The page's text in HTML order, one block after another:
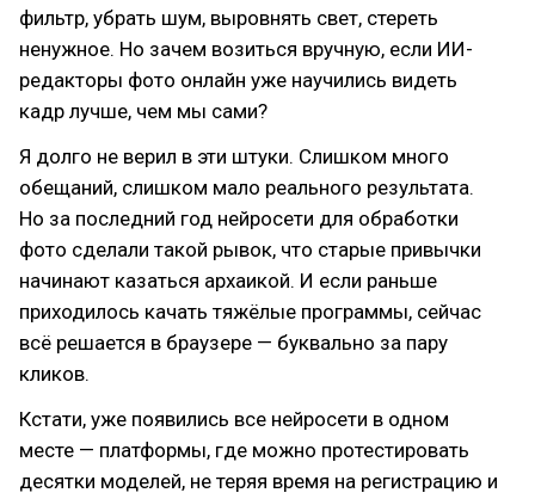
фильтр, убрать шум, выровнять свет, стереть
ненужное. Но зачем возиться вручную, если ИИ-
редакторы фото онлайн уже научились видеть
кадр лучше, чем мы сами?
Я долго не верил в эти штуки. Слишком много
обещаний, слишком мало реального результата.
Но за последний год нейросети для обработки
фото сделали такой рывок, что старые привычки
начинают казаться архаикой. И если раньше
приходилось качать тяжёлые программы, сейчас
всё решается в браузере — буквально за пару
кликов.
Кстати, уже появились все нейросети в одном
месте — платформы, где можно протестировать
десятки моделей, не теряя время на регистрацию и